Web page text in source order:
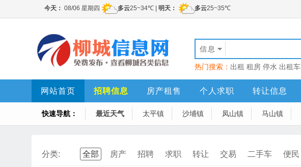
信息
热门搜索： 出租 租房 停水 出租车
网站首页 招聘信息 房产租售 个人求职 转让信息
快速导航： 最近天气 太平镇 沙埔镇 凤山镇 马山镇
分类: 全部 房产 招聘 求职 转让 交易 二手车 便民